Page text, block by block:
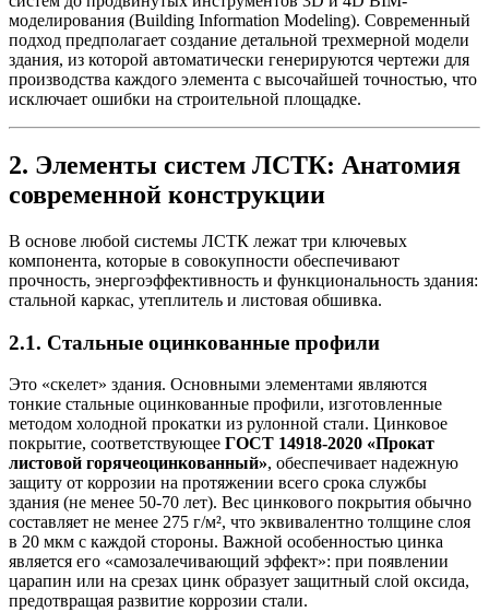
моделирования (Building Information Modeling). Современный
подход предполагает создание детальной трехмерной модели
здания, из которой автоматически генерируются чертежи для
производства каждого элемента с высочайшей точностью, что
исключает ошибки на строительной площадке.
2. Элементы систем ЛСТК: Анатомия
современной конструкции
В основе любой системы ЛСТК лежат три ключевых
компонента, которые в совокупности обеспечивают
прочность, энергоэффективность и функциональность здания:
стальной каркас, утеплитель и листовая обшивка.
2.1. Стальные оцинкованные профили
Это «скелет» здания. Основными элементами являются
тонкие стальные оцинкованные профили, изготовленные
методом холодной прокатки из рулонной стали. Цинковое
покрытие, соответствующее ГОСТ 14918-2020 «Прокат
листовой горячеоцинкованный», обеспечивает надежную
защиту от коррозии на протяжении всего срока службы
здания (не менее 50-70 лет). Вес цинкового покрытия обычно
составляет не менее 275 г/м², что эквивалентно толщине слоя
в 20 мкм с каждой стороны. Важной особенностью цинка
является его «самозалечивающий эффект»: при появлении
царапин или на срезах цинк образует защитный слой оксида,
предотвращая развитие коррозии стали.